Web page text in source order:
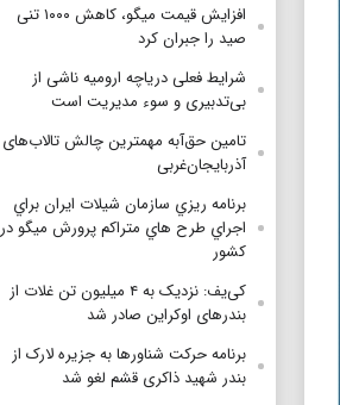
افزایش قیمت میگو، کاهش ۱۰۰۰ تنی
صید را جبران کرد
شرایط فعلی دریاچه ارومیه ناشی از
بی‌تدبیری و سوء مدیریت است
تامین حق‌آبه مهمترین چالش تالاب‌های
آذربایجان‌غربی
برنامه ريزي سازمان شيلات ايران براي
اجراي طرح هاي متراكم پرورش ميگو در
كشور
کی‌یف: نزدیک به ۴ میلیون تن غلات از
بندرهای اوکراین صادر شد
برنامه حرکت شناورها به جزیره لارک از
بندر شهید ذاکری قشم لغو شد